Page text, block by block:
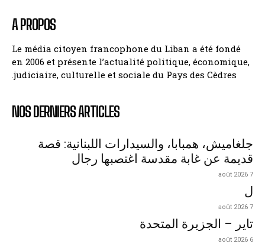
A PROPOS
Le média citoyen francophone du Liban a été fondé
en 2006 et présente l’actualité politique, économique,
judiciaire, culturelle et sociale du Pays des Cèdres.
NOS DERNIERS ARTICLES
جلغاميش، همبابا، والسيدارات اللبنانية: قصة
قديمة عن غابة مقدسة اغتصبها رجال
7 août 2026
ل
7 août 2026
تاير – الجزيرة المتحدة
6 août 2026